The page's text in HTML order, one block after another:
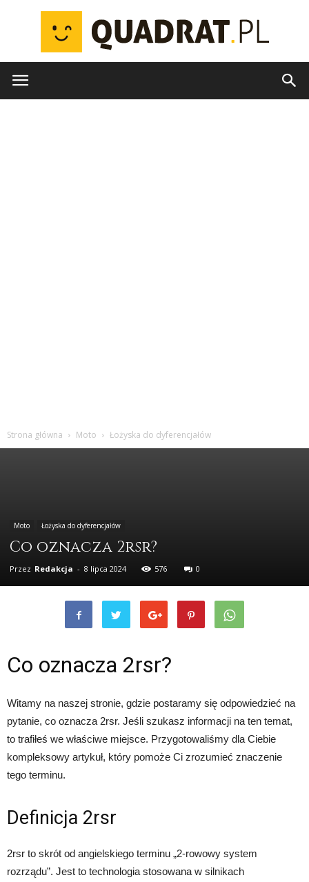
Strona główna Moto Łożyska do dyferencjałów
Moto Łożyska do dyferencjałów
Co oznacza 2rsr?
Przez Redakcja - 8 lipca 2024 576 0
Co oznacza 2rsr?
Witamy na naszej stronie, gdzie postaramy się odpowiedzieć na
pytanie, co oznacza 2rsr. Jeśli szukasz informacji na ten temat,
to trafiłeś we właściwe miejsce. Przygotowaliśmy dla Ciebie
kompleksowy artykuł, który pomoże Ci zrozumieć znaczenie
tego terminu.
Definicja 2rsr
2rsr to skrót od angielskiego terminu „2-rowowy system
rozrządu”. Jest to technologia stosowana w silnikach